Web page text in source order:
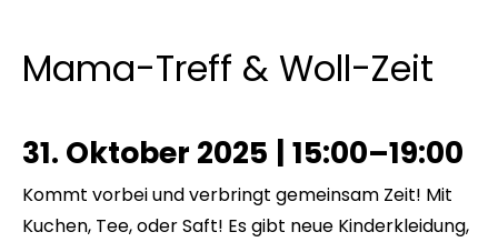
Mama-Treff & Woll-Zeit
31. Oktober 2025 | 15:00–19:00
Kommt vorbei und verbringt gemeinsam Zeit! Mit
Kuchen, Tee, oder Saft! Es gibt neue Kinderkleidung,